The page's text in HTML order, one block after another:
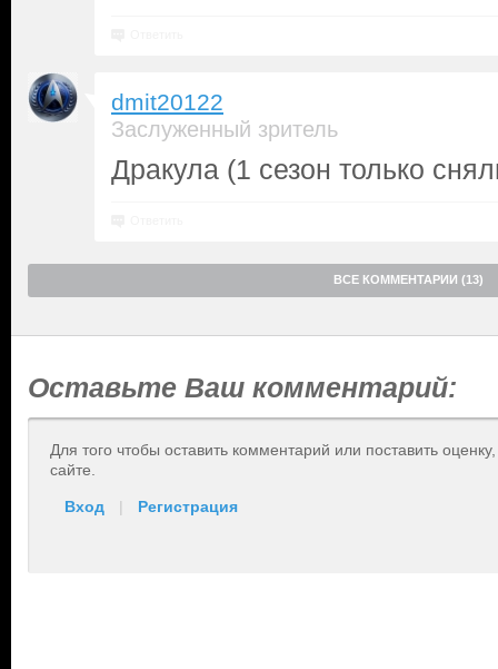
dmit20122
Заслуженный зритель
Дракула (1 сезон только
ВСЕ КОММЕНТАРИИ (13)
Оставьте Ваш комментарий:
Для того чтобы оставить комментарий или поставить
сайте.
Вход | Регистрация